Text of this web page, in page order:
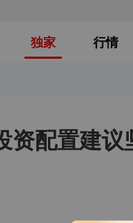
独家 行情
配置建议